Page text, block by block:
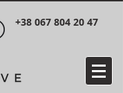
+38 067 804 20 47